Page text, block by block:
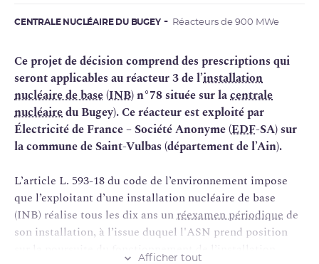
CENTRALE NUCLÉAIRE DU BUGEY Réacteurs de 900 MWe
Afficher tout
Ce projet de décision comprend des prescriptions qui
seront applicables au réacteur 3 de l’installation
nucléaire de base(INB) n°78 située sur lacentrale
nucléairedu Bugey). Ce réacteur est exploité par
Électricité de France – Société Anonyme (EDF-SA) sur
la commune de Saint-Vulbas (département de l’Ain).
L’article L. 593-18 du code de l’environnement impose
que l’exploitant d’une installation nucléaire de base
(INB) réalise tous les dix ans unréexamen périodique de
son installation, à l’issue duquel l'ASN prend position
sur la poursuite du fonctionnement de l’installation.